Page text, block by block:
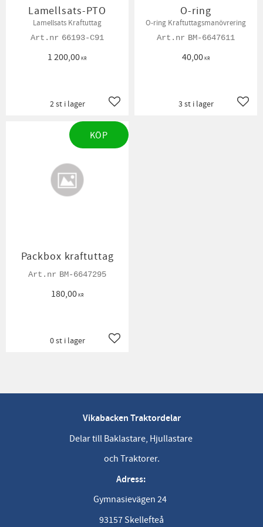
Lamellsats-PTO
Lamellsats Kraftuttag
66193-C91
1 200,00KR
Lägg till i favoriter
2 st i lager
O-ring
O-ring Kraftuttagsmanövrering
BM-6647611
40,00KR
3 st i lager
Packbox kraftuttag
BM-6647295
180,00KR
Lägg till i favoriter
0 st i lager
KÖP
Vikabacken Traktordelar
Delar till Baklastare, Hjullastare
och Traktorer.
Adress:
Gymnasievägen 24
93157 Skellefteå